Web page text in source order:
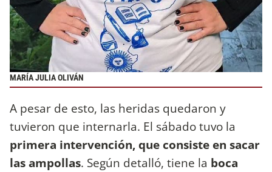
MARÍA JULIA OLIVÁN
A pesar de esto, las heridas quedaron y
tuvieron que internarla. El sábado tuvo la
primera intervención, que consiste en sacar
las ampollas. Según detalló, tiene la boca